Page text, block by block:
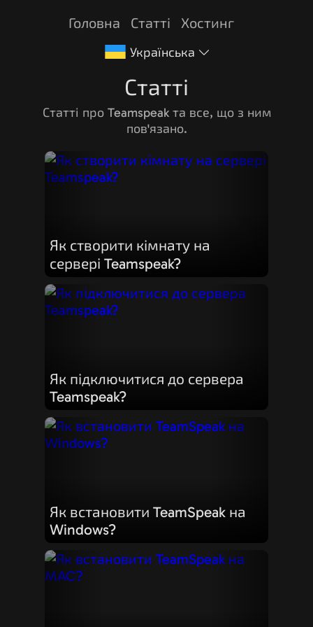
Головна Статті Хостинг
Українська
Статті
Статті про Teamspeak та все, що з ним
пов'язано.
Як створити кімнату на
сервері Teamspeak?
Як підключитися до сервера
Teamspeak?
Як встановити TeamSpeak на
Windows?